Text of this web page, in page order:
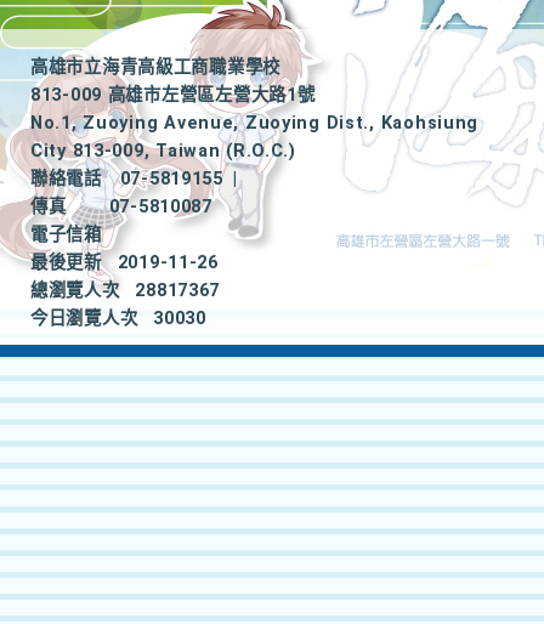
高雄市立海青高級工商職業學校
813-009 高雄市左營區左營大路1號
No.1, Zuoying Avenue, Zuoying Dist., Kaohsiung
City 813-009, Taiwan (R.O.C.)
聯絡電話
07-5819155
|
傳真
07-5810087
電子信箱
最後更新
2019-11-26
總瀏覽人次
28817367
今日瀏覽人次
30030